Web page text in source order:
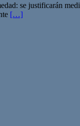
se justificarán
[…]